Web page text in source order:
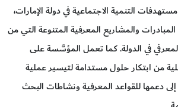
التنمية الاجتماعية في دولة الإمارات،
والمشاريع المعرفية المتنوعة التي من
في الدولة. كما تعمل المؤسَّسة على
من ابتكار حلول مستدامة لتيسير عملية
دعمها للقواعد المعرفية ونشاطات البحث